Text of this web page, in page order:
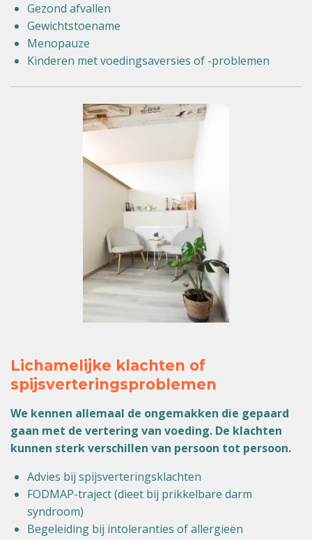
Gezond afvallen
Gewichtstoename
Menopauze
Kinderen met voedingsaversies of -problemen
Lichamelijke klachten of
spijsverteringsproblemen
We kennen allemaal de ongemakken die gepaard
gaan met de vertering van voeding. De klachten
kunnen sterk verschillen van persoon tot persoon.
Advies bij spijsverteringsklachten
FODMAP-traject (dieet bij prikkelbare darm
syndroom)
Begeleiding bij intoleranties of allergieën